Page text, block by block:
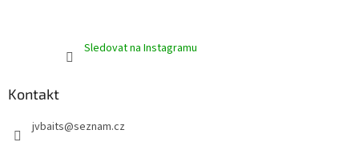
Sledovat na Instagramu
Kontakt
jvbaits@seznam.cz